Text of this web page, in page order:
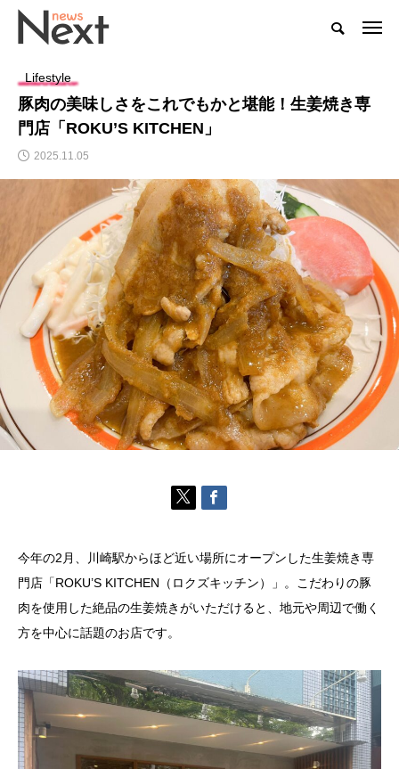
Lifestyle
豚肉の美味しさをこれでもかと堪能！生姜焼き専
門店「ROKU’S KITCHEN」
2025.11.05
今年の2月、川崎駅からほど近い場所にオープンした生姜焼き専
門店「ROKU’S KITCHEN（ロクズキッチン）」。こだわりの豚
肉を使用した絶品の生姜焼きがいただけると、地元や周辺で働く
方を中心に話題のお店です。